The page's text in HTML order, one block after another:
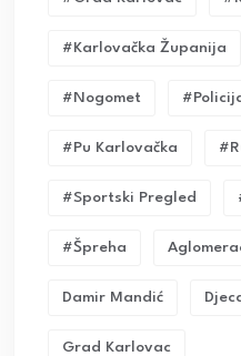
#karlovačka Županija
#nogomet
#pu Karlovačka
#sportski Pregled
#Špreha
Damir Mandić
Grad Karlovac